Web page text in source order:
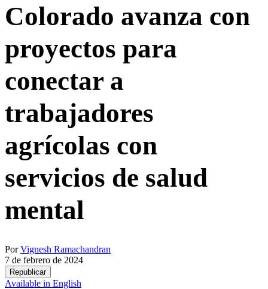
Colorado avanza con
proyectos para
conectar a
trabajadores
agrícolas con
servicios de salud
mental
PorVignesh Ramachandran
7 de febrero de 2024
Republicar
Available in English